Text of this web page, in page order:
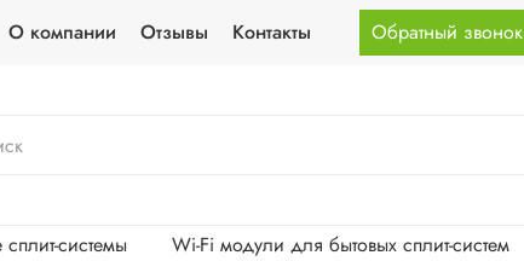
О компании Отзывы Контакты Обратный звонок
сплит-системы Wi-Fi модули для бытовых сплит-систем